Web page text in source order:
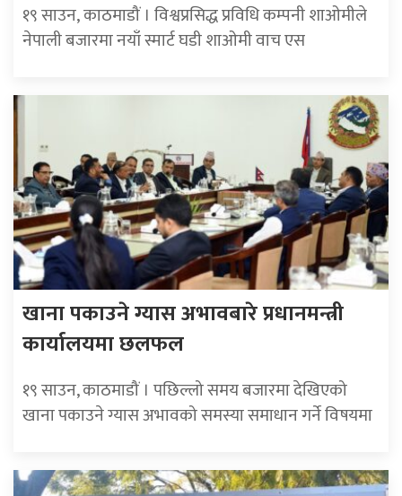
१९ साउन, काठमाडौं । विश्वप्रसिद्ध प्रविधि कम्पनी शाओमीले
नेपाली बजारमा नयाँ स्मार्ट घडी शाओमी वाच एस
खाना पकाउने ग्यास अभावबारे प्रधानमन्त्री
कार्यालयमा छलफल
१९ साउन, काठमाडौं । पछिल्लो समय बजारमा देखिएको
खाना पकाउने ग्यास अभावको समस्या समाधान गर्ने विषयमा